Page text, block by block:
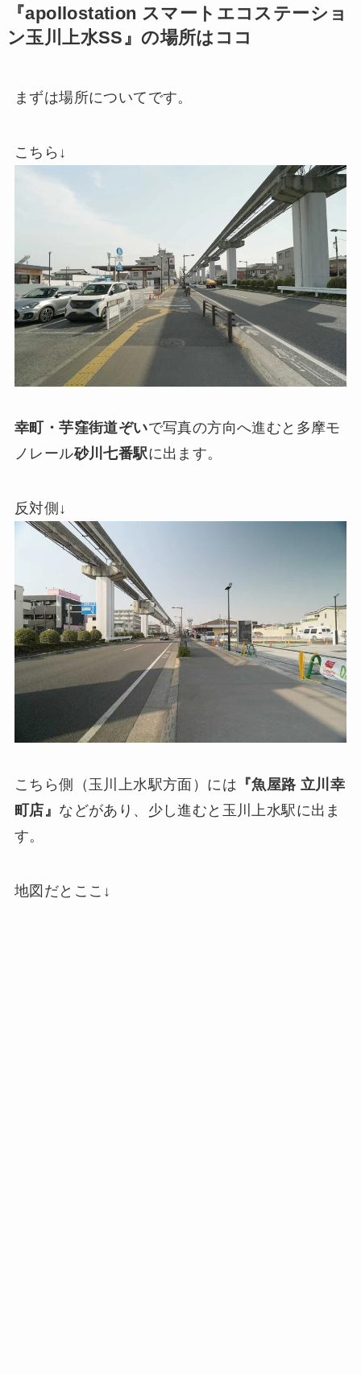
『apollostation スマートエコステーショ
ン玉川上水SS』の場所はココ
まずは場所についてです。
こちら↓
幸町・芋窪街道ぞいで写真の方向へ進むと多摩モ
ノレール砂川七番駅に出ます。
反対側↓
こちら側（玉川上水駅方面）には 『魚屋路 立川幸
町店』 などがあり、少し進むと玉川上水駅に出ま
す。
地図だとここ↓